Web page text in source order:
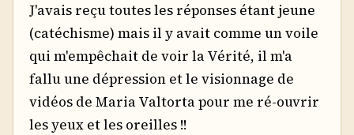
J'avais reçu toutes les réponses étant jeune
(catéchisme) mais il y avait comme un voile
qui m'empêchait de voir la Vérité, il m'a
fallu une dépression et le visionnage de
vidéos de Maria Valtorta pour me ré-ouvrir
les yeux et les oreilles !!